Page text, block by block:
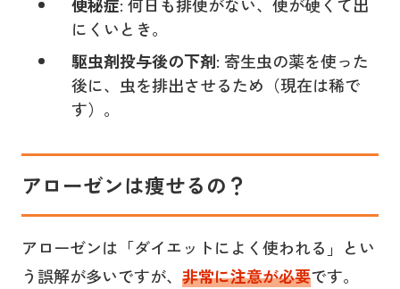
にくいとき。
駆虫剤投与後の下剤: 寄生虫の薬を使った
後に、虫を排出させるため（現在は稀で
す）。
アローゼンは痩せるの？
アローゼンは「ダイエットによく使われる」とい
う誤解が多いですが、 非常に注意が必要です。